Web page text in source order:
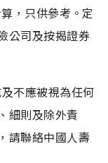
，只供參考。定
公司及按揭證券
不應被視為任何
細則及除外責
請聯絡中國人壽